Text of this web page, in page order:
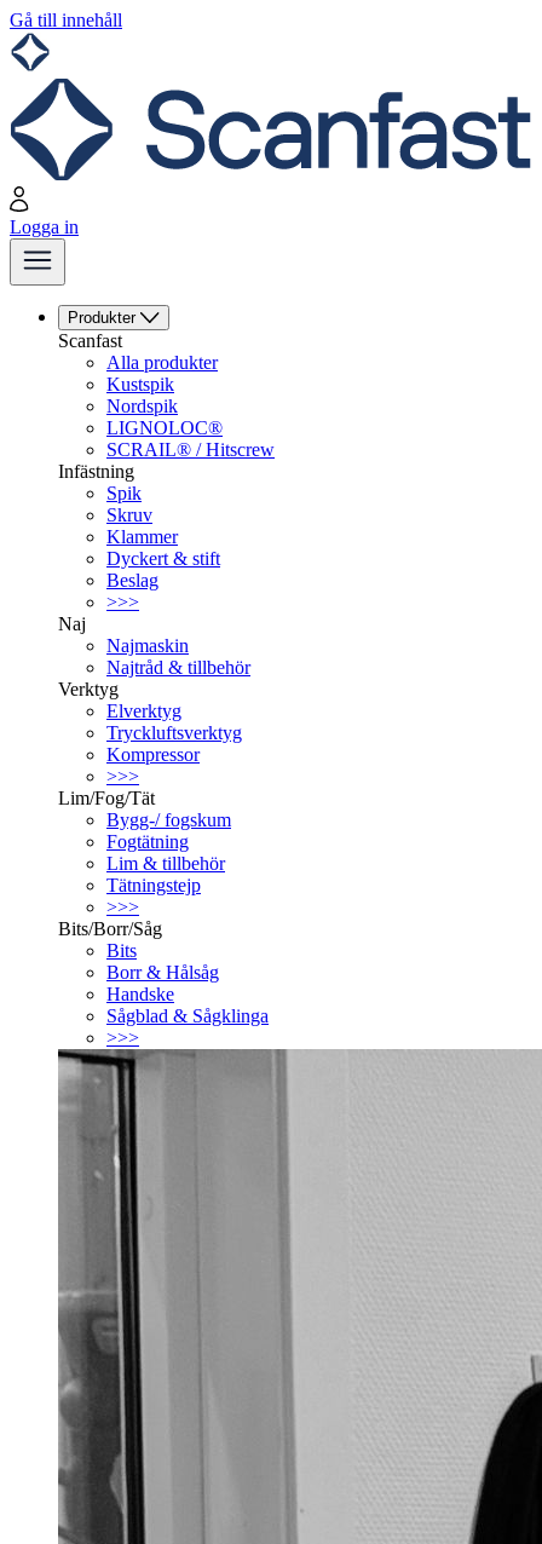
Gå till innehåll
Logga in
Produkter
Scanfast
Alla produkter
Kustspik
Nordspik
LIGNOLOC®
SCRAIL® / Hitscrew
Infästning
Spik
Skruv
Klammer
Dyckert & stift
Beslag
>>>
Naj
Najmaskin
Najtråd & tillbehör
Verktyg
Elverktyg
Tryckluftsverktyg
Kompressor
>>>
Lim/Fog/Tät
Bygg-/ fogskum
Fogtätning
Lim & tillbehör
Tätningstejp
>>>
Bits/Borr/Såg
Bits
Borr & Hålsåg
Handske
Sågblad & Sågklinga
>>>